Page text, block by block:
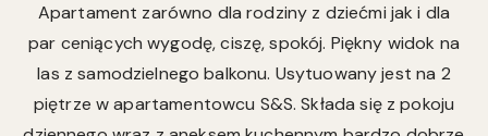
Apartament zarówno dla rodziny z dziećmi jak i dla
par ceniących wygodę, ciszę, spokój. Piękny widok na
las z samodzielnego balkonu. Usytuowany jest na 2
piętrze w apartamentowcu S&S. Składa się z pokoju